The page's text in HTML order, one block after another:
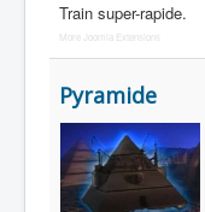
Autres
Train super-rapide.
More Joomla Extensions
Pyramide